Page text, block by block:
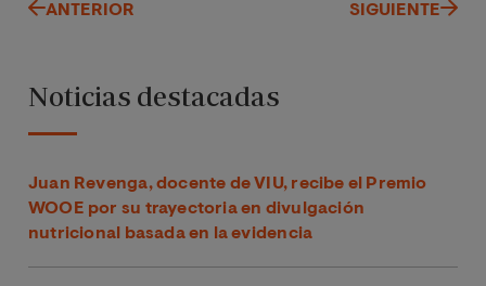
ANTERIOR SIGUIENTE
Noticias destacadas
Juan Revenga, docente de VIU, recibe el Premio
WOOE por su trayectoria en divulgación
nutricional basada en la evidencia